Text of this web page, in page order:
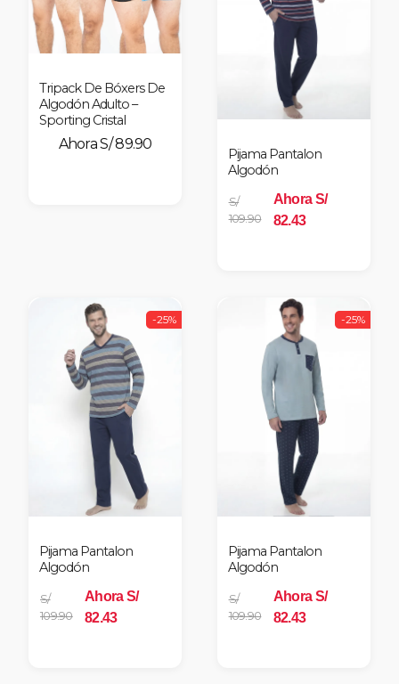
Tripack De Bóxers De
Algodón Adulto –
Sporting Cristal
S/ 89.90
Pijama Pantalon
Algodón
S/
109.90
Ahora S/
82.43
-25%
Pijama Pantalon
Algodón
S/
109.90
Ahora S/
82.43
-25%
Pijama Pantalon
Algodón
S/
109.90
Ahora S/
82.43